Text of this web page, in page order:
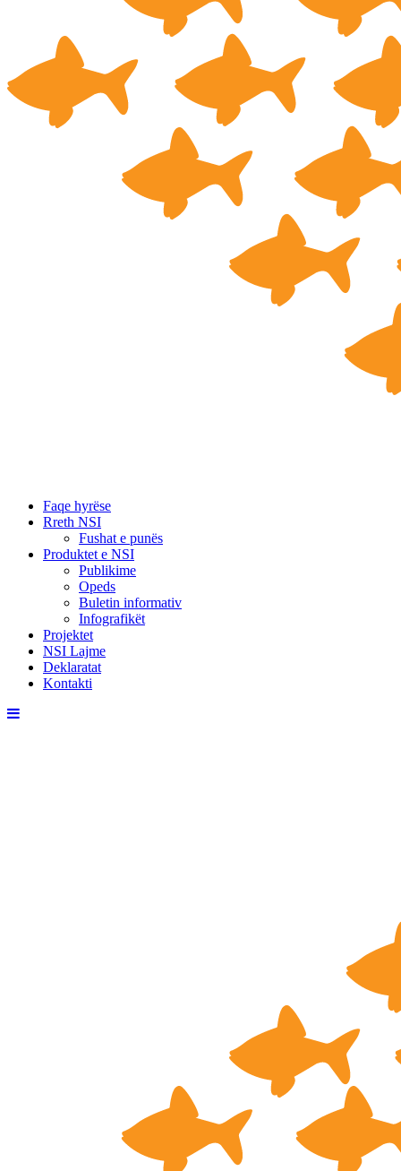
Faqe hyrëse
Rreth NSI
Fushat e punës
Produktet e NSI
Publikime
Opeds
Buletin informativ
Infografikët
Projektet
NSI Lajme
Deklaratat
Kontakti